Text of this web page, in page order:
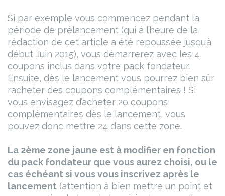
Si par exemple vous commencez pendant la
période de prélancement (qui à l’heure de la
rédaction de cet article a été repoussée jusqu’à
début Juin 2015), vous démarrerez avec les 4
coupons inclus dans votre pack fondateur.
Ensuite, dès le lancement vous pourrez bien sûr
racheter des coupons complémentaires ! Si
vous envisagez d’acheter 20 coupons
complémentaires dès le lancement, vous
pouvez donc mettre 24 dans cette zone.
La 2ème zone jaune est à modifier en fonction
du pack fondateur que vous aurez choisi, ou le
cas échéant si vous vous inscrivez après le
lancement (attention à bien mettre un point et